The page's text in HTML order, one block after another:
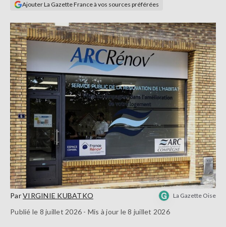
Ajouter La Gazette France à vos sources préférées
ParVIRGINIE KUBATKO La Gazette Oise
Publié le 8 juillet 2026 - Mis à jour le 8 juillet 2026